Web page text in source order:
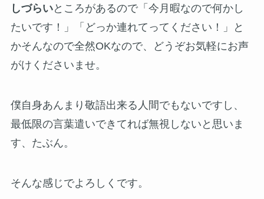
しづらいところがあるので「今月暇なので何かし
たいです！」「どっか連れてってください！」と
かそんなので全然OKなので、どうぞお気軽にお声
がけくださいませ。
僕自身あんまり敬語出来る人間でもないですし、
最低限の言葉遣いできてれば無視しないと思いま
す、たぶん。
そんな感じでよろしくです。